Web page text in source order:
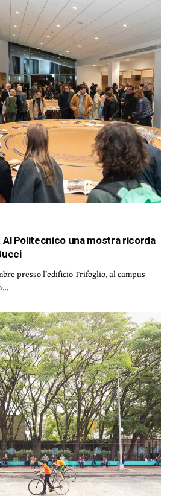
Politecnico una mostra ricorda
presso l’edificio Trifoglio, al campus